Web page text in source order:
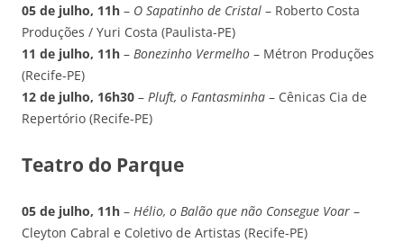
05 de julho, 11h – O Sapatinho de Cristal – Roberto Costa
Produções / Yuri Costa (Paulista-PE)
11 de julho, 11h – Bonezinho Vermelho – Métron Produções
(Recife-PE)
12 de julho, 16h30 – Pluft, o Fantasminha – Cênicas Cia de
Repertório (Recife-PE)
Teatro do Parque
05 de julho, 11h – Hélio, o Balão que não Consegue Voar –
Cleyton Cabral e Coletivo de Artistas (Recife-PE)